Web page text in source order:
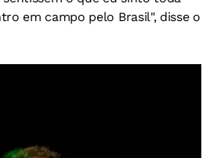
em campo pelo Brasil", disse o